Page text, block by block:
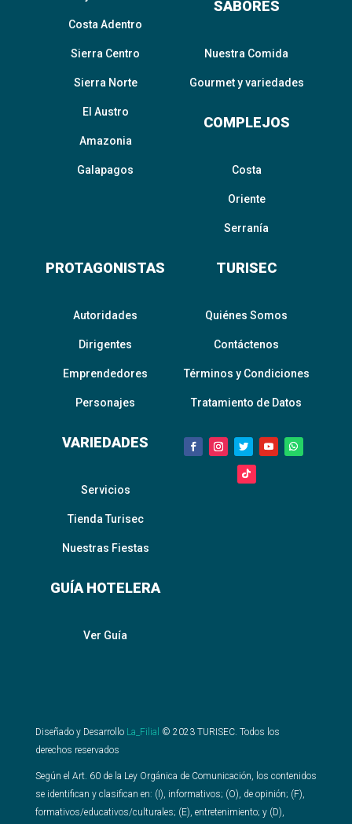
Costa Adentro
Sierra Centro
Sierra Norte
El Austro
Amazonia
Galapagos
SABORES
Nuestra Comida
Gourmet y variedades
COMPLEJOS
Costa
Oriente
Serranía
PROTAGONISTAS
Autoridades
Dirigentes
Emprendedores
Personajes
VARIEDADES
Servicios
Tienda Turisec
Nuestras Fiestas
GUÍA HOTELERA
Ver Guía
TURISEC
Quiénes Somos
Contáctenos
Términos y Condiciones
Tratamiento de Datos
Diseñado y Desarrollo La_Filial © 2023TURISEC. Todos los
derechos reservados
Según el Art. 60 de la Ley Orgánica de Comunicación, los contenidos
se identifican y clasifican en: (I), informativos; (O), de opinión; (F),
formativos/educativos/culturales; (E), entretenimiento; y (D),